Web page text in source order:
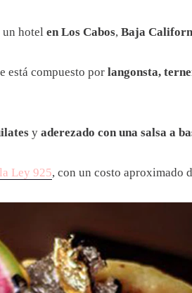
un hotel en Los Cabos, Baja
está compuesto por langonsta,
y aderezado con una salsa a
Ley 925, con un costo aproximado